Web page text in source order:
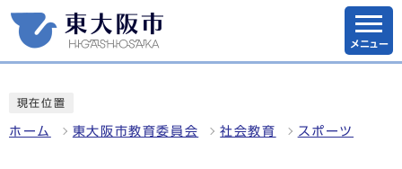
メニュー
現在位置
ホーム 東大阪市教育委員会 社会教育 スポーツ